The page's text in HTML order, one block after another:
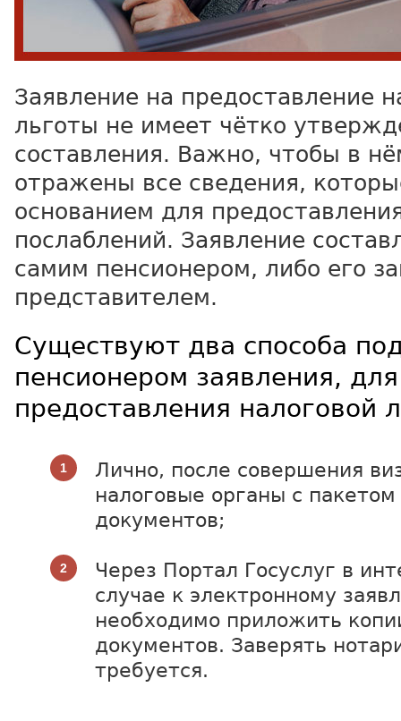
Заявление на предоставление
льготы не имеет чётко
составления. Важно, чтобы в
отражены все сведения,
основанием для
послаблений. Заявление
самим пенсионером, либо его
представителем.
Существуют два способа
пенсионером заявления, для
предоставления налоговой
Лично, после совершения
налоговые органы с
документов;
Через Портал Госуслуг в
случае к электронному
необходимо приложить
документов. Заверять
требуется.